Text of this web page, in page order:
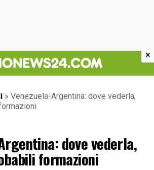
» Venezuela-Argentina: dove vederla,
dove vederla,
formazioni
×